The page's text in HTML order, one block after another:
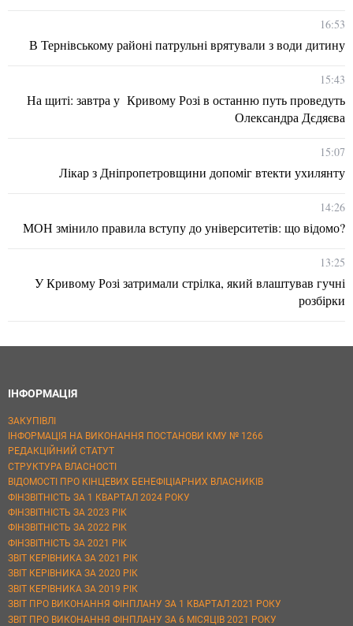
16:53
В Тернівському районі патрульні врятували з води дитину
15:43
На щиті: завтра у Кривому Розі в останню путь проведуть
Олександра Дєдяєва
15:07
Лікар з Дніпропетровщини допоміг втекти ухилянту
14:26
МОН змінило правила вступу до університетів: що відомо?
13:25
У Кривому Розі затримали стрілка, який влаштував гучні
розбірки
ІНФОРМАЦІЯ
ЗАКУПІВЛІ
ІНФОРМАЦІЯ НА ВИКОНАННЯ ПОСТАНОВИ КМУ № 1266
РЕДАКЦІЙНИЙ СТАТУТ
СТРУКТУРА ВЛАСНОСТІ
ВІДОМОСТІ ПРО КІНЦЕВИХ БЕНЕФІЦІАРНИХ ВЛАСНИКІВ
ФІНЗВІТНІСТЬ ЗА 1 КВАРТАЛ 2024 РОКУ
ФІНЗВІТНІСТЬ ЗА 2023 РІК
ФІНЗВІТНІСТЬ ЗА 2022 РІК
ФІНЗВІТНІСТЬ ЗА 2021 РІК
ЗВІТ КЕРІВНИКА ЗА 2021 РІК
ЗВІТ КЕРІВНИКА ЗА 2020 РІК
ЗВІТ КЕРІВНИКА ЗА 2019 РІК
ЗВІТ ПРО ВИКОНАННЯ ФІНПЛАНУ ЗА 1 КВАРТАЛ 2021 РОКУ
ЗВІТ ПРО ВИКОНАННЯ ФІНПЛАНУ ЗА 6 МІСЯЦІВ 2021 РОКУ